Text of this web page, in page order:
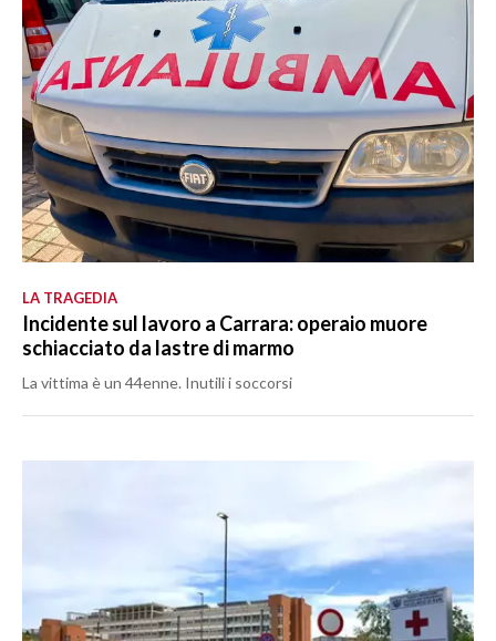
LA TRAGEDIA
Incidente sul lavoro a Carrara: operaio muore
schiacciato da lastre di marmo
La vittima è un 44enne. Inutili i soccorsi